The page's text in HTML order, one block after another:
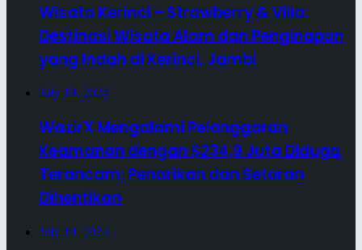
Wisata Kerinci – Strawberry & Villa:
Destinasi Wisata Alam dan Penginapan
yang Indah di Kerinci, Jambi
July 19, 2024
WazirX Mengalami Pelanggaran
Keamanan dengan $234,9 Juta Diduga
Terancam; Penarikan dan Setoran
Dihentikan
July 19, 2024